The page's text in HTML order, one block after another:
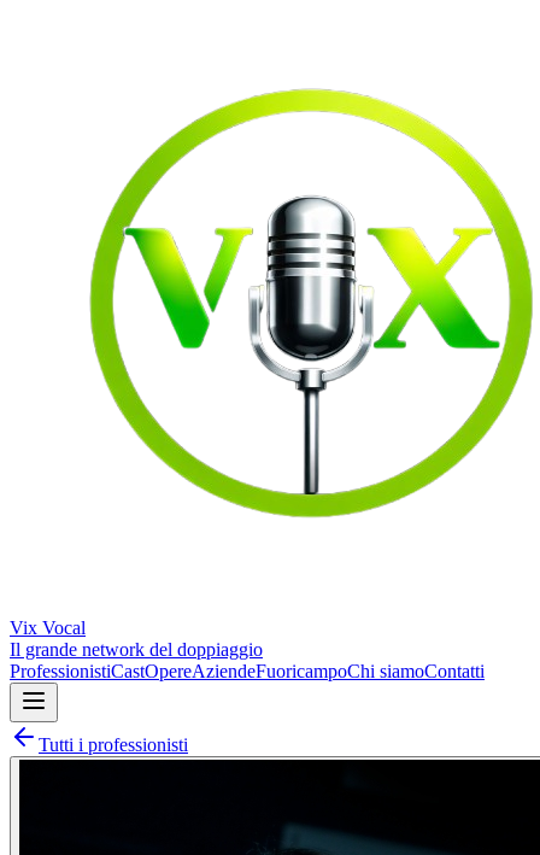
Vix Vocal
Il grande network del doppiaggio
ProfessionistiCastOpereAziendeFuoricampoChi siamoContatti
Tutti i professionisti